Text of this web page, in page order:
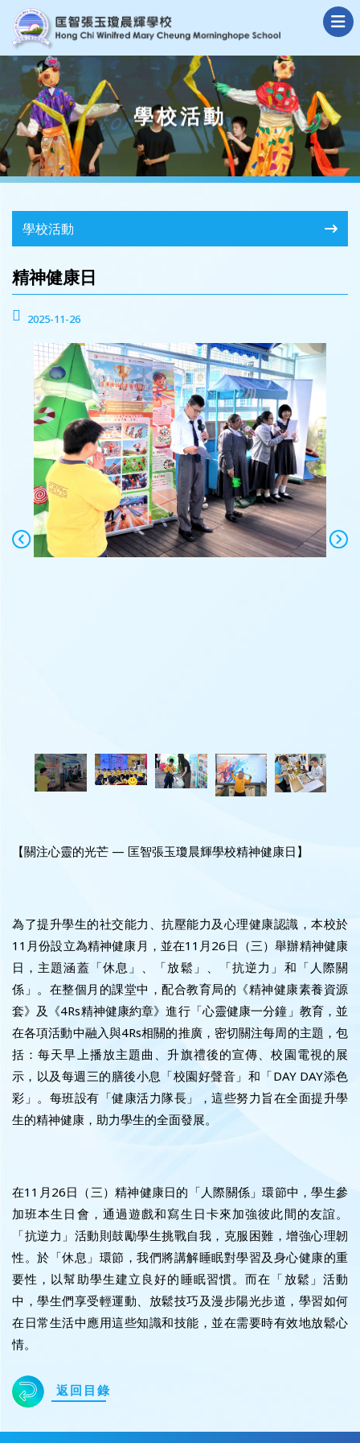
學校活動
學校活動
精神健康日
2025-11-26
【關注心靈的光芒 — 匡智張玉瓊晨輝學校精神健康日】
為了提升學生的社交能力、抗壓能力及心理健康認識，本校於
11月份設立為精神健康月，並在11月26日（三）舉辦精神健康
日，主題涵蓋「休息」、「放鬆」、「抗逆力」和「人際關
係」。在整個月的課堂中，配合教育局的《精神健康素養資源
套》及《4Rs精神健康約章》進行「心靈健康一分鐘」教育，並
在各項活動中融入與4Rs相關的推廣，密切關注每周的主題，包
括：每天早上播放主題曲、升旗禮後的宣傳、校園電視的展
示，以及每週三的膳後小息「校園好聲音」和「DAY DAY添色
彩」。每班設有「健康活力隊長」，這些努力旨在全面提升學
生的精神健康，助力學生的全面發展。
在11月26日（三）精神健康日的「人際關係」環節中，學生參
加班本生日會，通過遊戲和寫生日卡來加強彼此間的友誼。
「抗逆力」活動則鼓勵學生挑戰自我，克服困難，增強心理韌
性。於「休息」環節，我們將講解睡眠對學習及身心健康的重
要性，以幫助學生建立良好的睡眠習慣。而在「放鬆」活動
中，學生們享受輕運動、放鬆技巧及漫步陽光步道，學習如何
在日常生活中應用這些知識和技能，並在需要時有效地放鬆心
情。
返回目錄